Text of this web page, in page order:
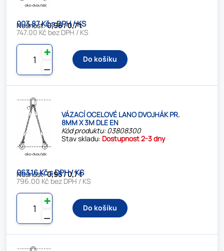
Nosnost:0,95 / 0,7 t
903.87 Kč s DPH / KS
747.00 Kč bez DPH / KS
⚊
✚
Do košíku
VÁZACÍ OCELOVÉ LANO DVOJHÁK PR.
8MM X 3M DLE EN
Kód produktu: 03808300
Stav skladu: Dostupnost 2-3 dny
Nosnost:0,95 / 0,7 t
963.16 Kč s DPH / KS
796.00 Kč bez DPH / KS
⚊
✚
Do košíku